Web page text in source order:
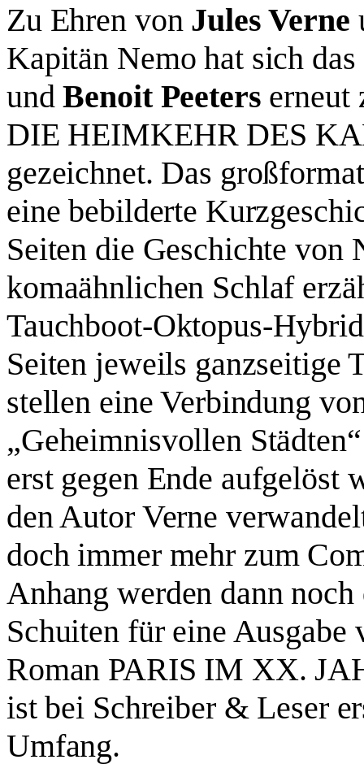
Zu Ehren von Jules Verne
Kapitän Nemo hat sich
undBenoit Peeters erneut
DIE HEIMKEHR DES
gezeichnet. Das
eine bebilderte
Seiten die Geschichte von
komaähnlichen Schlaf
Tauchboot-Oktopus-
Seiten jeweils ganzseitige
stellen eine Verbindung
„Geheimnisvollen
erst gegen Ende
den Autor Verne
doch immer mehr zum
Anhang werden dann
Schuiten für eine Ausgabe
Roman PARIS IM XX.
ist bei Schreiber & Leser
Umfang.